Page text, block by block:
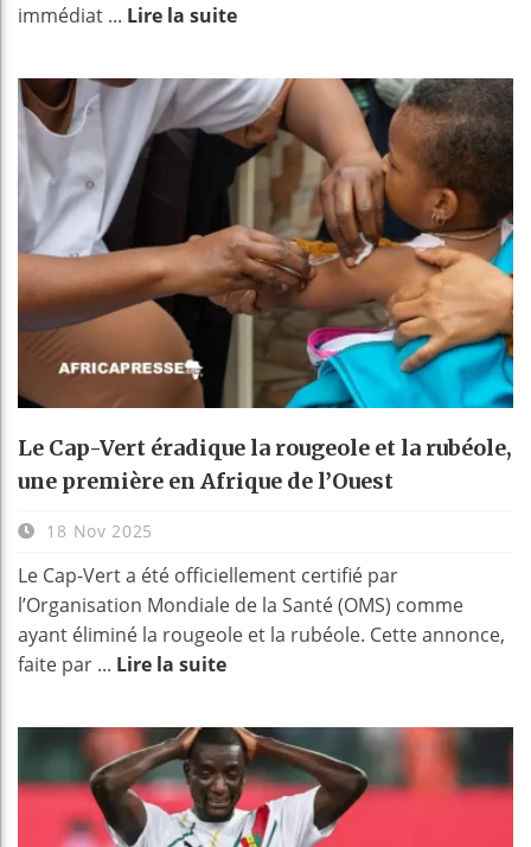
immédiat ... Lire la suite
Le Cap-Vert éradique la rougeole et la rubéole,
une première en Afrique de l’Ouest
18 Nov 2025
Le Cap-Vert a été officiellement certifié par
l’Organisation Mondiale de la Santé (OMS) comme
ayant éliminé la rougeole et la rubéole. Cette annonce,
faite par ... Lire la suite